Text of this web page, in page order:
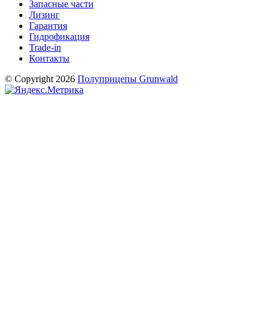
Запасные части
Лизинг
Гарантия
Гидрофикация
Trade-in
Контакты
© Copyright 2026 Полуприцепы Grunwald